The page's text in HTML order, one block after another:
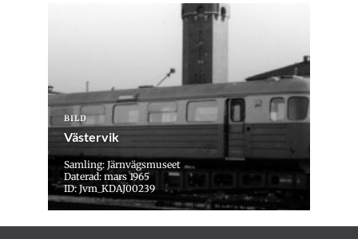
BILD
Västervik
Samling: Järnvägsmuseet
Daterad: mars 1965
ID: Jvm_KDAJ00239